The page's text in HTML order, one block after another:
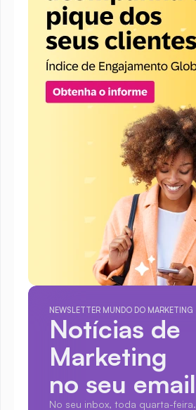
NEWSLETTER MUNDO DO MARKETING
Notícias de
Marketing
no seu email
No seu inbox, toda quarta-feira.